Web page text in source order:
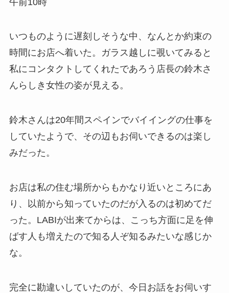
いつものように遅刻しそうな中、なんとか約束の
時間にお店へ着いた。ガラス越しに覗いてみると
私にコンタクトしてくれたであろう店長の鈴木さ
んらしき女性の姿が見える。
鈴木さんは20年間スペインでバイイングの仕事を
していたようで、その辺もお伺いできるのは楽し
みだった。
お店は私の住む場所からもかなり近いところにあ
り、以前から知っていたのだが入るのは初めてだ
った。LABIが出来てからは、こっち方面に足を伸
ばす人も増えたので知る人ぞ知るみたいな感じか
な。
完全に勘違いしていたのが、今日お話をお伺いす